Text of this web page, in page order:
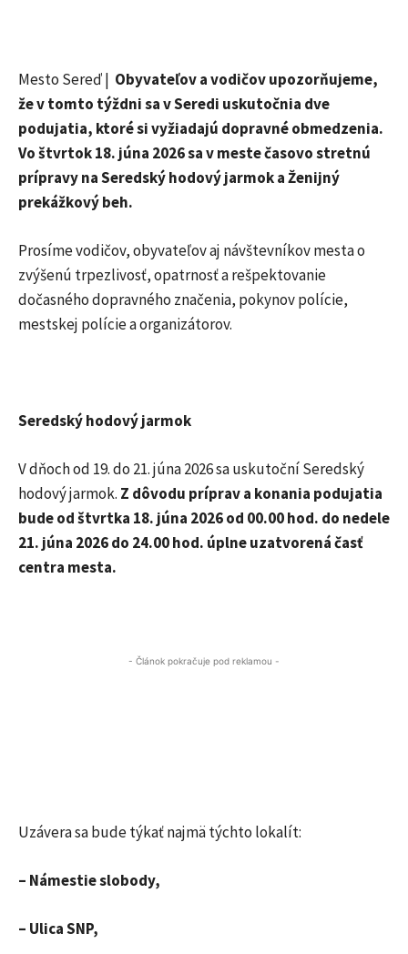
Mesto Sereď | Obyvateľov a vodičov upozorňujeme,
že v tomto týždni sa v Seredi uskutočnia dve
podujatia, ktoré si vyžiadajú dopravné obmedzenia.
Vo štvrtok 18. júna 2026 sa v meste časovo stretnú
prípravy na Seredský hodový jarmok a Ženijný
prekážkový beh.
Prosíme vodičov, obyvateľov aj návštevníkov mesta o
zvýšenú trpezlivosť, opatrnosť a rešpektovanie
dočasného dopravného značenia, pokynov polície,
mestskej polície a organizátorov.
Seredský hodový jarmok
V dňoch od 19. do 21. júna 2026 sa uskutoční Seredský
hodový jarmok. Z dôvodu príprav a konania podujatia
bude od štvrtka 18. júna 2026 od 00.00 hod. do nedele
21. júna 2026 do 24.00 hod. úplne uzatvorená časť
centra mesta.
- Článok pokračuje pod reklamou -
Uzávera sa bude týkať najmä týchto lokalít:
– Námestie slobody,
– Ulica SNP,